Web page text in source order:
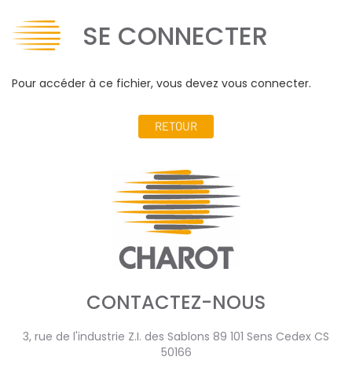
SE CONNECTER
Pour accéder à ce fichier, vous devez vous connecter.
RETOUR
CONTACTEZ-NOUS
3, rue de l'industrie Z.I. des Sablons 89 101 Sens Cedex CS
50166